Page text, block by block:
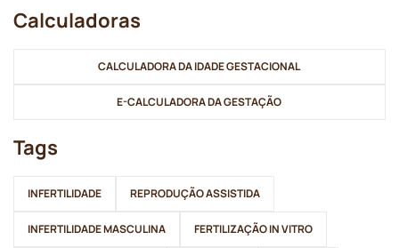
Tags
INFERTILIDADE REPRODUÇÃO ASSISTIDA
INFERTILIDADE MASCULINA FERTILIZAÇÃO IN VITRO
Calculadoras
CALCULADORA DA IDADE GESTACIONAL
E-CALCULADORA DA GESTAÇÃO